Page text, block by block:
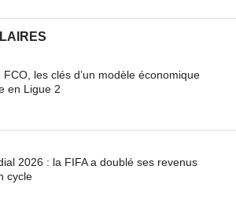
FCO, les clés d’un modèle économique
en Ligue 2
2026 : la FIFA a doublé ses revenus
cycle